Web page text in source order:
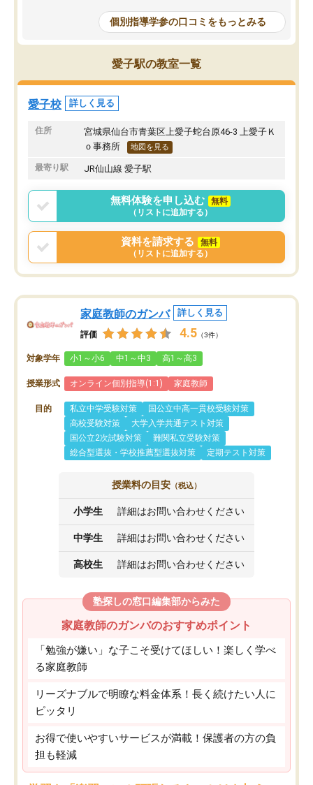
個別指導学参の口コミをもっとみる
愛子駅の教室一覧
愛子校 詳しく見る
住所
宮城県仙台市青葉区上愛子蛇台原46-3 上愛子Ｋ
ｏ事務所
地図を見る
最寄り駅 JR仙山線 愛子駅
無料体験を申し込む
無料
（リストに追加する）
資料を請求する
無料
（リストに追加する）
家庭教師のガンバ 詳しく見る
評価 4.5 （3件）
対象学年 小1～小6 中1～中3 高1～高3
授業形式 オンライン個別指導(1:1) 家庭教師
目的 私立中学受験対策
国公立中高一貫校受験対策
高校受験対策
大学入学共通テスト対策
国公立2次試験対策
難関私立受験対策
総合型選抜・学校推薦型選抜対策
定期テスト対策
授業料の目安 （税込）
小学生 詳細はお問い合わせください
中学生 詳細はお問い合わせください
高校生 詳細はお問い合わせください
塾探しの窓口編集部からみた
家庭教師のガンバのおすすめポイント
「勉強が嫌い」な子こそ受けてほしい！楽しく学べ
る家庭教師
リーズナブルで明瞭な料金体系！長く続けたい人に
ピッタリ
お得で使いやすいサービスが満載！保護者の方の負
担も軽減